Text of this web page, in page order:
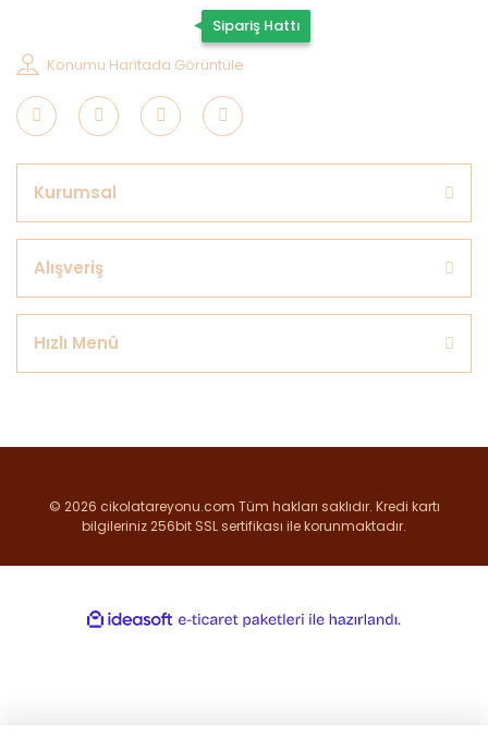
Sipariş Hattı
Konumu Haritada Görüntüle
Kurumsal
Alışveriş
Hızlı Menü
© 2026 cikolatareyonu.com Tüm hakları saklıdır. Kredi kartı
bilgileriniz 256bit SSL sertifikası ile korunmaktadır.
ideasoft
e-